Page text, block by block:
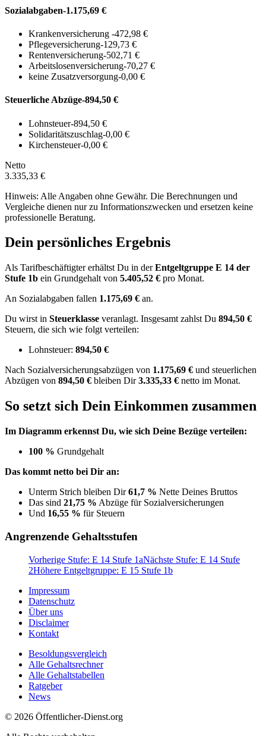
Sozialabgaben-1.175,69 €
Krankenversicherung -472,98 €
Pflegeversicherung-129,73 €
Rentenversicherung-502,71 €
Arbeitslosenversicherung-70,27 €
keine Zusatzversorgung-0,00 €
Steuerliche Abzüge-894,50 €
Lohnsteuer-894,50 €
Solidaritätszuschlag-0,00 €
Kirchensteuer-0,00 €
Netto
3.335,33 €
Hinweis: Alle Angaben ohne Gewähr. Die Berechnungen und
Vergleiche dienen nur zu Informationszwecken und ersetzen keine
professionelle Beratung.
Dein persönliches Ergebnis
Als Tarifbeschäftigter erhältst Du in derEntgeltgruppe E 14 der
Stufe 1b ein Grundgehalt von 5.405,52 € pro Monat.
An Sozialabgaben fallen 1.175,69 € an.
Du wirst in Steuerklasse veranlagt. Insgesamt zahlst Du 894,50 €
Steuern, die sich wie folgt verteilen:
Lohnsteuer: 894,50 €
Nach Sozialversicherungsabzügen von 1.175,69 € und steuerlichen
Abzügen von 894,50 € bleiben Dir3.335,33 € netto im Monat.
So setzt sich Dein Einkommen zusammen
Im Diagramm erkennst Du, wie sich Deine Bezüge verteilen:
100 % Grundgehalt
Das kommt netto bei Dir an:
Unterm Strich bleiben Dir61,7 % Nette Deines Bruttos
Das sind 21,75 % Abzüge für Sozialversicherungen
Und 16,55 % für Steuern
Angrenzende Gehaltsstufen
Vorherige Stufe: E 14 Stufe 1aNächste Stufe: E 14 Stufe
2Höhere Entgeltgruppe: E 15 Stufe 1b
Impressum
Datenschutz
Über uns
Disclaimer
Kontakt
Besoldungsvergleich
Alle Gehaltsrechner
Alle Gehaltstabellen
Ratgeber
News
© 2026 Öffentlicher-Dienst.org